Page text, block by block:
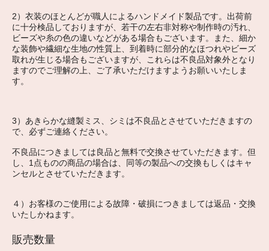
2）衣装のほとんどが職人によるハンドメイド製品です。出荷前
に十分検品しておりますが、若干の左右非対称や制作時の汚れ、
ビーズや糸の色の違いなどがある場合もございます。また、細か
な装飾や繊細な生地の性質上、到着時に部分的なほつれやビーズ
取れが生じる場合もございますが、これらは不良品対象外となり
ますのでご理解の上、ご了承いただけますようお願いいたしま
す。
3）あきらかな縫製ミス、シミは不良品とさせていただきますの
で、必ずご連絡ください。
不良品につきましては良品と無料で交換させていただきます。但
し、1点ものの商品の場合は、同等の製品への交換もしくはキャ
ンセルとさせていただきます。
４）お客様のご使用による故障・破損につきましては返品・交換
いたしかねます。
販売数量